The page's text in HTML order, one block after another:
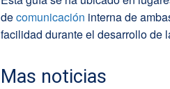
decomunicación interna de
facilidad durante el desarrollo de
Mas noticias